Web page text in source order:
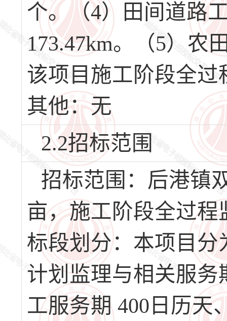
个。（4）田间道路
173.47km。（5）农
该项目施工阶段全
其他：无
2.2招标范围
招标范围：后港镇
亩，施工阶段全过
标段划分：本项目
计划监理与相关服务
工服务期 400日历天